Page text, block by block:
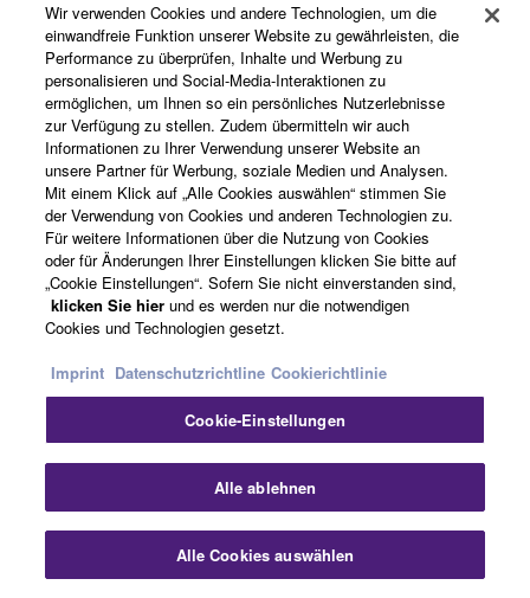
News
Artists
Händler finden
Registrierung von „Yamaha Music ID“
Über Yamaha
Wir verwenden Cookies und andere Technologien, um die
einwandfreie Funktion unserer Website zu gewährleisten, die
Performance zu überprüfen, Inhalte und Werbung zu
personalisieren und Social-Media-Interaktionen zu
ermöglichen, um Ihnen so ein persönliches Nutzerlebnisse
zur Verfügung zu stellen. Zudem übermitteln wir auch
Informationen zu Ihrer Verwendung unserer Website an
unsere Partner für Werbung, soziale Medien und Analysen.
Mit einem Klick auf „Alle Cookies auswählen“ stimmen Sie
der Verwendung von Cookies und anderen Technologien zu.
Für weitere Informationen über die Nutzung von Cookies
oder für Änderungen Ihrer Einstellungen klicken Sie bitte auf
„Cookie Einstellungen“. Sofern Sie nicht einverstanden sind,
klicken Sie hier und es werden nur die notwendigen
Cookies und Technologien gesetzt.
Imprint Datenschutzrichtline Cookierichtlinie
Cookie-Einstellungen
Alle ablehnen
Alle Cookies auswählen